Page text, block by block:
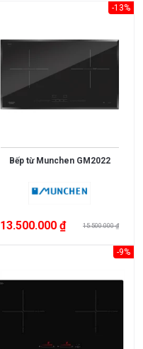
-13%
Bếp từ Munchen GM2022
13.500.000 ₫ 15.500.000 ₫
-9%